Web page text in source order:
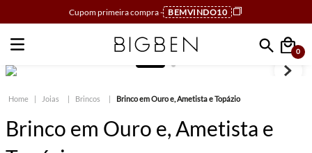
Cupom primeira compra - BEMVINDO10
Faça sua busca
0
Joias Brincos Brinco em Ouro e, Ametista e Topázio
Brinco em Ouro e, Ametista e